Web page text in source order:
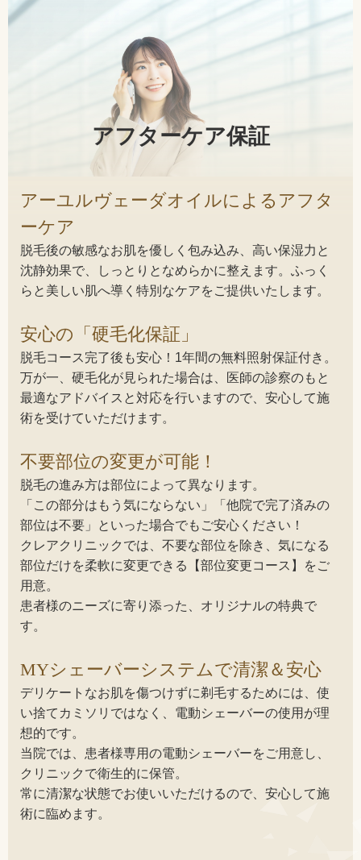
アフターケア保証
アーユルヴェーダオイルによるアフタ
ーケア
脱毛後の敏感なお肌を優しく包み込み、高い保湿力と
沈静効果で、しっとりとなめらかに整えます。ふっく
らと美しい肌へ導く特別なケアをご提供いたします。
安心の「硬毛化保証」
脱毛コース完了後も安心！1年間の無料照射保証付き。
万が一、硬毛化が見られた場合は、医師の診察のもと
最適なアドバイスと対応を行いますので、安心して施
術を受けていただけます。
不要部位の変更が可能！
脱毛の進み方は部位によって異なります。
「この部分はもう気にならない」「他院で完了済みの
部位は不要」といった場合でもご安心ください！
クレアクリニックでは、不要な部位を除き、気になる
部位だけを柔軟に変更できる【部位変更コース】をご
用意。
患者様のニーズに寄り添った、オリジナルの特典で
す。
MYシェーバーシステムで清潔＆安心
デリケートなお肌を傷つけずに剃毛するためには、使
い捨てカミソリではなく、電動シェーバーの使用が理
想的です。
当院では、患者様専用の電動シェーバーをご用意し、
クリニックで衛生的に保管。
常に清潔な状態でお使いいただけるので、安心して施
術に臨めます。